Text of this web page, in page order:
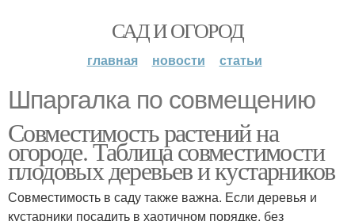
САД И ОГОРОД
главная новости статьи
Шпаргалка по совмещению
Совместимость растений на
огороде. Таблица совместимости
плодовых деревьев и кустарников
Совместимость в саду также важна. Если деревья и
кустарники посадить в хаотичном порядке, без